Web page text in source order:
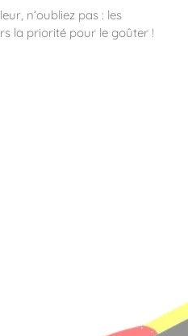
& sportives
n’oubliez pas : les
la priorité pour le goûter !